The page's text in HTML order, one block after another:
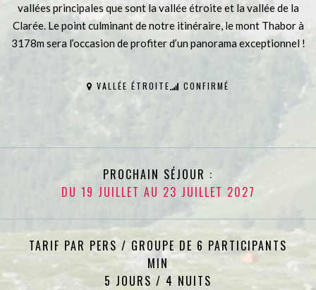
vallées principales que sont la vallée étroite et la vallée de la
Clarée. Le point culminant de notre itinéraire, le mont Thabor à
3178m sera l’occasion de profiter d’un panorama exceptionnel !
VALLÉE ÉTROITE CONFIRMÉ
PROCHAIN SÉJOUR :
DU 19 JUILLET AU 23 JUILLET 2027
TARIF PAR PERS / GROUPE DE 6 PARTICIPANTS
MIN
5 JOURS / 4 NUITS